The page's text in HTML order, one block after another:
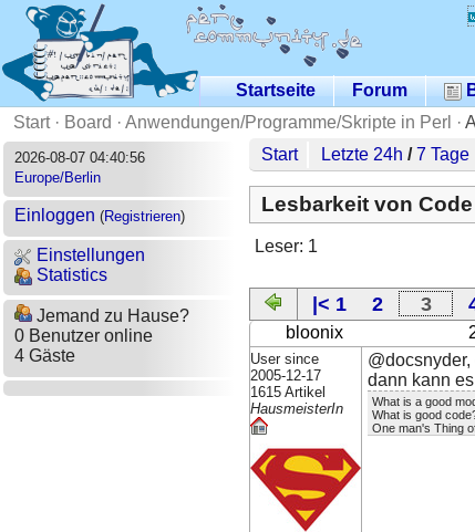
Startseite Forum
Start· Board · Anwendungen/Programme/Skripte in Perl ·
2026-08-07 04:40:56
Europe/Berlin
Einloggen (Registrieren)
Einstellungen
Statistics
Jemand zu Hause?
0 Benutzer online
4 Gäste
Start Letzte 24h /7 Tage
Lesbarkeit von Code
Leser: 1
|< 1 2 3
bloonix
User since
2005-12-17
1615 Artikel
HausmeisterIn
dann kann
What is a good
What is good
One man's Thing